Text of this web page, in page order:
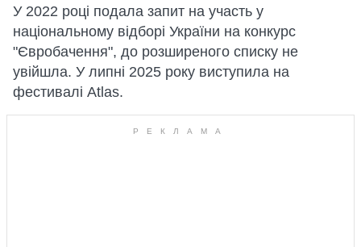
У 2022 році подала запит на участь у
національному відборі України на конкурс
"Євробачення", до розширеного списку не
увійшла. У липні 2025 року виступила на
фестивалі Atlas.